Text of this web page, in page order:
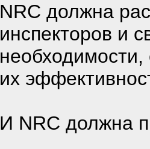
NRC должна
инспекторов и
их
И NRC должна